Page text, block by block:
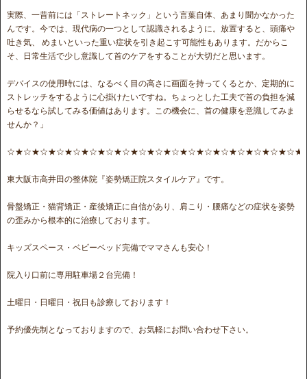
実際、一昔前には「ストレートネック」という言葉自体、あまり聞かなかった
んです。今では、現代病の一つとして認識されるように。放置すると、頭痛や
吐き気、 めまいといった重い症状を引き起こす可能性もあります。だからこ
そ、日常生活で少し意識して首のケアをすることが大切だと思います。
デバイスの使用時には、なるべく目の高さに画面を持ってくるとか、定期的に
ストレッチをするように心掛けたいですね。ちょっとした工夫で首の負担を減
らせるなら試してみる価値はあります。この機会に、首の健康を意識してみま
せんか？」
東大阪市高井田の整体院『姿勢矯正院スタイルケア』です。
骨盤矯正・猫背矯正・産後矯正に自信があり、肩こり・腰痛などの症状を姿勢
の歪みから根本的に治療しております。
キッズスペース・ベビーベッド完備でママさんも安心！
院入り口前に専用駐車場２台完備！
土曜日・日曜日・祝日も診療しております！
予約優先制となっておりますので、お気軽にお問い合わせ下さい。